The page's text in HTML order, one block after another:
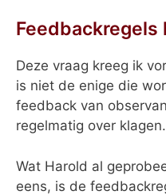
Feedbackregels
Deze vraag kreeg ik
is niet de enige die
feedback van
regelmatig over klagen.
Wat Harold al
eens, is de